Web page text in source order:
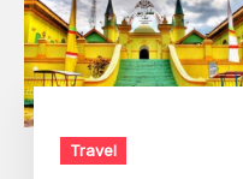
Travel